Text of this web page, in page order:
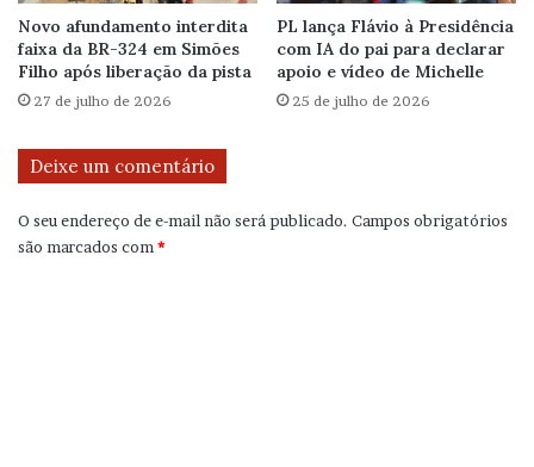
Novo afundamento interdita
faixa da BR-324 em Simões
Filho após liberação da pista
27 de julho de 2026
PL lança Flávio à Presidência
com IA do pai para declarar
apoio e vídeo de Michelle
25 de julho de 2026
Deixe um comentário
O seu endereço de e-mail não será publicado. Campos obrigatórios
são marcados com*